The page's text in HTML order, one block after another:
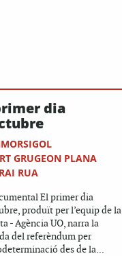
dia
GRUGEON PLANA
RUA
El primer dia
produït per l’equip de la
- Agència UO, narra la
del referèndum per
des de la...